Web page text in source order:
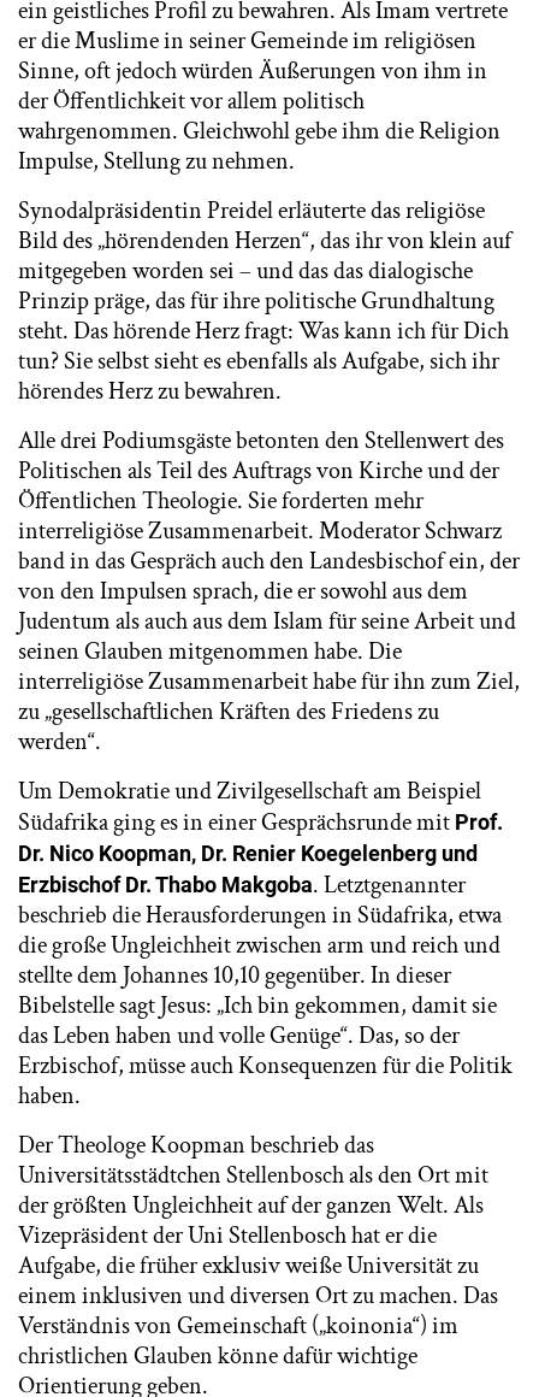
ein geistliches Profil zu bewahren. Als Imam vertrete
er die Muslime in seiner Gemeinde im religiösen
Sinne, oft jedoch würden Äußerungen von ihm in
der Öffentlichkeit vor allem politisch
wahrgenommen. Gleichwohl gebe ihm die Religion
Impulse, Stellung zu nehmen.
Synodalpräsidentin Preidel erläuterte das religiöse
Bild des „hörendenden Herzen“, das ihr von klein auf
mitgegeben worden sei – und das das dialogische
Prinzip präge, das für ihre politische Grundhaltung
steht. Das hörende Herz fragt: Was kann ich für Dich
tun? Sie selbst sieht es ebenfalls als Aufgabe, sich ihr
hörendes Herz zu bewahren.
Alle drei Podiumsgäste betonten den Stellenwert des
Politischen als Teil des Auftrags von Kirche und der
Öffentlichen Theologie. Sie forderten mehr
interreligiöse Zusammenarbeit. Moderator Schwarz
band in das Gespräch auch den Landesbischof ein, der
von den Impulsen sprach, die er sowohl aus dem
Judentum als auch aus dem Islam für seine Arbeit und
seinen Glauben mitgenommen habe. Die
interreligiöse Zusammenarbeit habe für ihn zum Ziel,
zu „gesellschaftlichen Kräften des Friedens zu
werden“.
Um Demokratie und Zivilgesellschaft am Beispiel
Südafrika ging es in einer Gesprächsrunde mit Prof.
Dr. Nico Koopman, Dr. Renier Koegelenberg und
Erzbischof Dr. Thabo Makgoba. Letztgenannter
beschrieb die Herausforderungen in Südafrika, etwa
die große Ungleichheit zwischen arm und reich und
stellte dem Johannes 10,10 gegenüber. In dieser
Bibelstelle sagt Jesus: „Ich bin gekommen, damit sie
das Leben haben und volle Genüge“. Das, so der
Erzbischof, müsse auch Konsequenzen für die Politik
haben.
Der Theologe Koopman beschrieb das
Universitätsstädtchen Stellenbosch als den Ort mit
der größten Ungleichheit auf der ganzen Welt. Als
Vizepräsident der Uni Stellenbosch hat er die
Aufgabe, die früher exklusiv weiße Universität zu
einem inklusiven und diversen Ort zu machen. Das
Verständnis von Gemeinschaft („koinonia“) im
christlichen Glauben könne dafür wichtige
Orientierung geben.